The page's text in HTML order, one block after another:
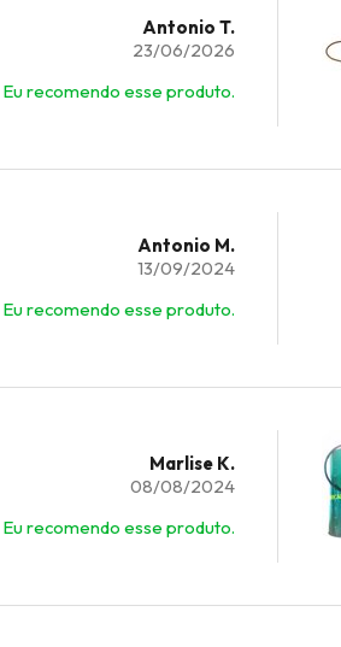
Antonio T.
23/06/2026
Eu recomendo esse produto.
Antonio M.
13/09/2024
Eu recomendo esse produto.
Marlise K.
08/08/2024
Eu recomendo esse produto.